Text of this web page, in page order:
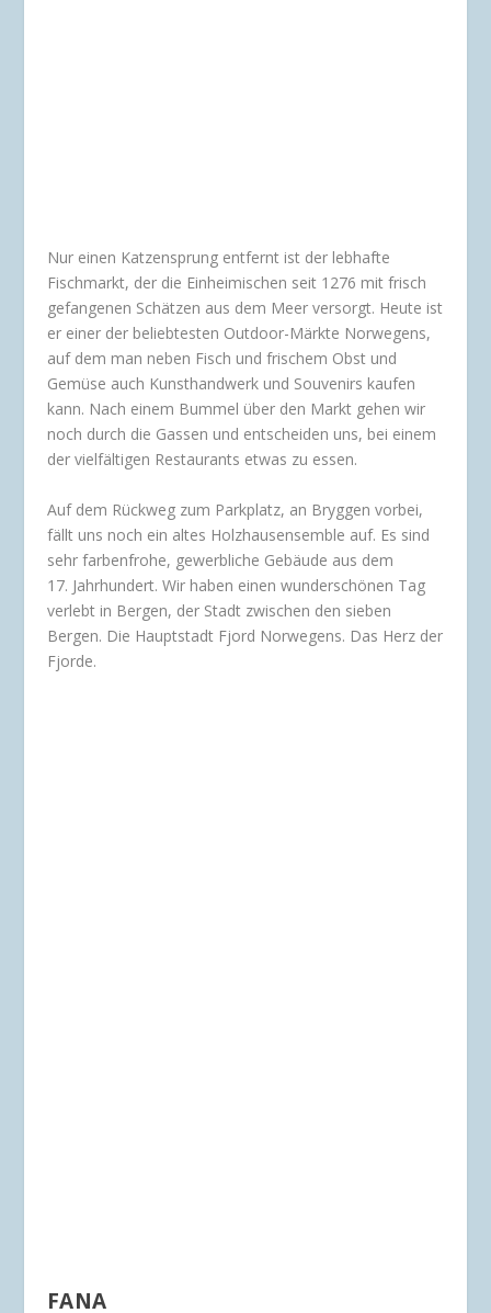
Nur einen Katzensprung entfernt ist der lebhafte
Fischmarkt, der die Einheimischen seit 1276 mit frisch
gefangenen Schätzen aus dem Meer versorgt. Heute ist
er einer der beliebtesten Outdoor-Märkte Norwegens,
auf dem man neben Fisch und frischem Obst und
Gemüse auch Kunsthandwerk und Souvenirs kaufen
kann. Nach einem Bummel über den Markt gehen wir
noch durch die Gassen und entscheiden uns, bei einem
der vielfältigen Restaurants etwas zu essen.
Auf dem Rückweg zum Parkplatz, an Bryggen vorbei,
fällt uns noch ein altes Holzhausensemble auf. Es sind
sehr farbenfrohe, gewerbliche Gebäude aus dem
17. Jahrhundert. Wir haben einen wunderschönen Tag
verlebt in Bergen, der Stadt zwischen den sieben
Bergen. Die Hauptstadt Fjord Norwegens. Das Herz der
Fjorde.
FANA